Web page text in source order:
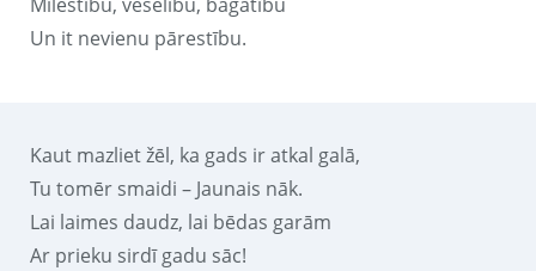
Un it nevienu pārestību.
Kaut mazliet žēl, ka gads ir atkal galā,
Tu tomēr smaidi – Jaunais nāk.
Lai laimes daudz, lai bēdas garām
Ar prieku sirdī gadu sāc!